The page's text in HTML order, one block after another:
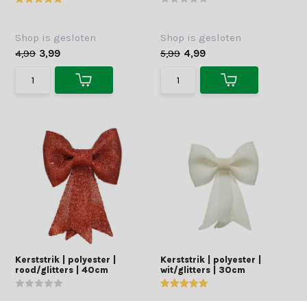
Shop is gesloten
4,99 3,99
Shop is gesloten
5,99 4,99
Kerststrik | polyester |
rood/glitters | 40cm
Kerststrik | polyester |
wit/glitters | 30cm